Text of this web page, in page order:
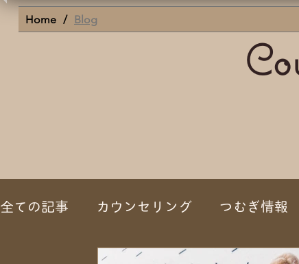
Home / Blog
全ての記事 カウンセリング つむぎ情報